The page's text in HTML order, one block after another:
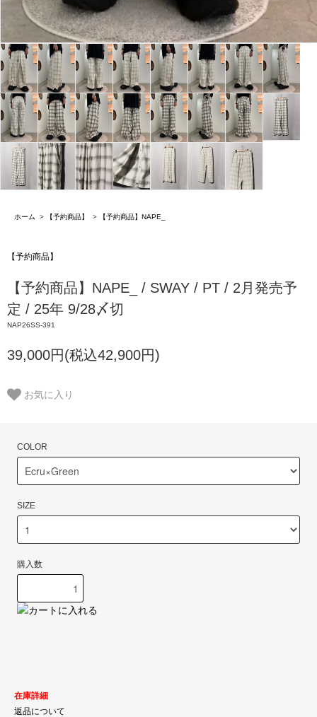
ホーム > 【予約商品】 > 【予約商品】NAPE_
【予約商品】
【予約商品】NAPE_ / SWAY / PT / 2月発売予
定 / 25年 9/28〆切
NAP26SS-391
39,000円(税込42,900円)
お気に入り
COLOR
SIZE
購入数
在庫詳細
返品について